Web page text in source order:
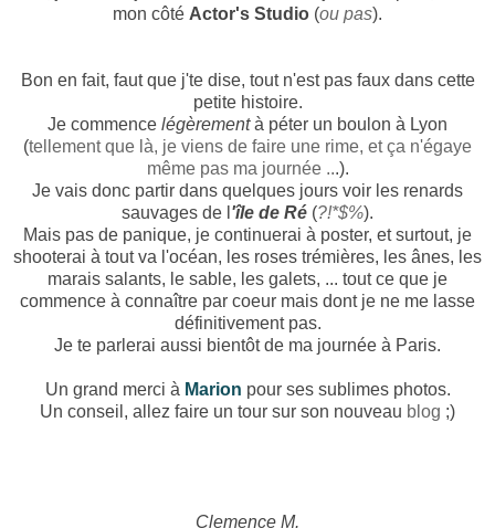
mon côté Actor's Studio (ou pas).
Bon en fait, faut que j'te dise, tout n'est pas faux dans cette
petite histoire.
Je commence légèrementà péter un boulon à Lyon
(tellement que là, je viens de faire une rime, et ça n'égaye
même pas ma journée ...).
Je vais donc partir dans quelques jours voir les renards
sauvages de l 'île de Ré (?!*$%).
Mais pas de panique, je continuerai à poster, et surtout, je
shooterai à tout va l'océan, les roses trémières, les ânes, les
marais salants, le sable, les galets, ... tout ce que je
commence à connaître par coeur mais dont je ne me lasse
définitivement pas.
Je te parlerai aussi bientôt de ma journée à Paris.
Un grand merci à Marion pour ses sublimes photos.
Un conseil, allez faire un tour sur son nouveau blog ;)
Clemence M.